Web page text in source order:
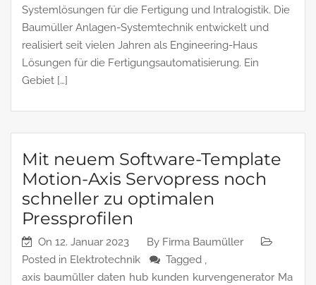
Systemlösungen für die Fertigung und Intralogistik. Die
Baumüller Anlagen-Systemtechnik entwickelt und
realisiert seit vielen Jahren als Engineering-Haus
Lösungen für die Fertigungsautomatisierung. Ein
Gebiet […]
Mit neuem Software-Template
Motion-Axis Servopress noch
schneller zu optimalen
Pressprofilen
On 12. Januar 2023 By Firma Baumüller
Posted in Elektrotechnik
Tagged ,
axis baumüller daten hub kunden kurvengenerator Ma